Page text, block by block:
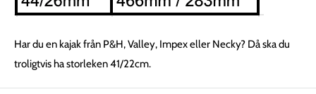
Har du en kajak från P&H, Valley, Impex eller Necky? Då ska du
troligtvis ha storleken 41/22cm.